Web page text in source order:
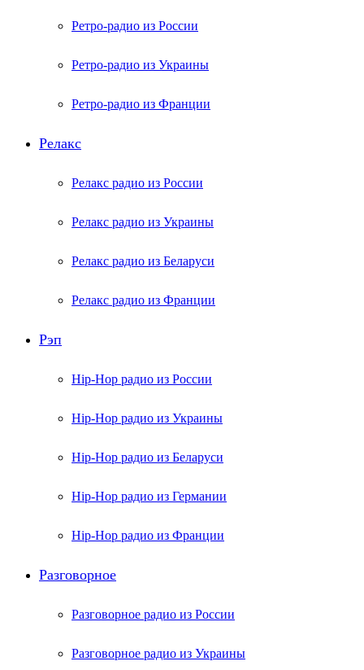
Ретро-радио из России
Ретро-радио из Украины
Ретро-радио из Франции
Релакс
Релакс радио из России
Релакс радио из Украины
Релакс радио из Беларуси
Релакс радио из Франции
Рэп
Hip-Hop радио из России
Hip-Hop радио из Украины
Hip-Hop радио из Беларуси
Hip-Hop радио из Германии
Hip-Hop радио из Франции
Разговорное
Разговорное радио из России
Разговорное радио из Украины